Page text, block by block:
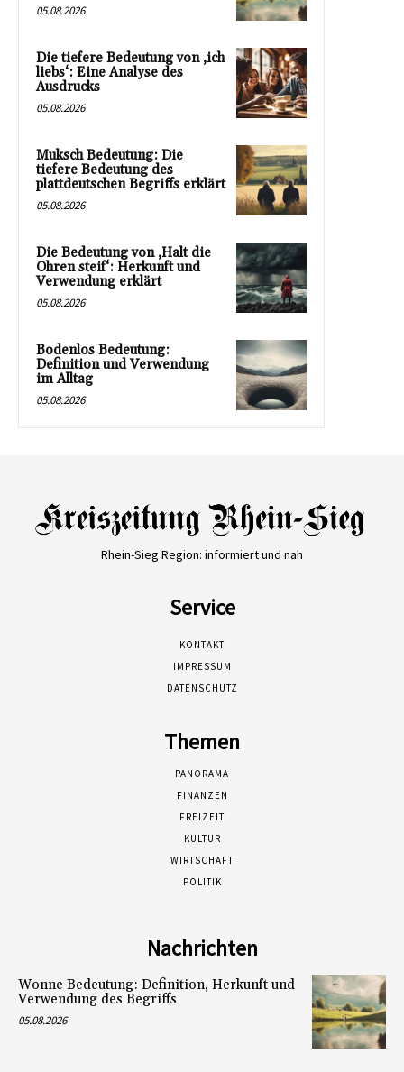
05.08.2026
Die tiefere Bedeutung von ‚ich
liebs‘: Eine Analyse des
Ausdrucks
05.08.2026
Muksch Bedeutung: Die
tiefere Bedeutung des
plattdeutschen Begriffs erklärt
05.08.2026
Die Bedeutung von ‚Halt die
Ohren steif‘: Herkunft und
Verwendung erklärt
05.08.2026
Bodenlos Bedeutung:
Definition und Verwendung
im Alltag
05.08.2026
Rhein-Sieg Region: informiert und nah
Service
KONTAKT
IMPRESSUM
DATENSCHUTZ
Themen
PANORAMA
FINANZEN
FREIZEIT
KULTUR
WIRTSCHAFT
POLITIK
Nachrichten
Wonne Bedeutung: Definition, Herkunft und
Verwendung des Begriffs
05.08.2026